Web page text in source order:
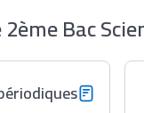
Bac